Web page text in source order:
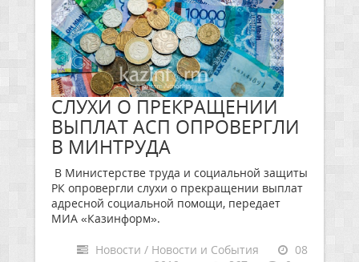
СЛУХИ О ПРЕКРАЩЕНИИ
ВЫПЛАТ АСП ОПРОВЕРГЛИ
В МИНТРУДА
В Министерстве труда и социальной защиты
РК опровергли слухи о прекращении выплат
адресной социальной помощи, передает
МИА «Казинформ».
Новости / Новости и События
08